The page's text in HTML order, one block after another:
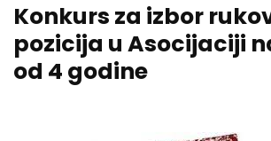
Konkurs za izbor
pozicija u Asocijaciji
od 4 godine